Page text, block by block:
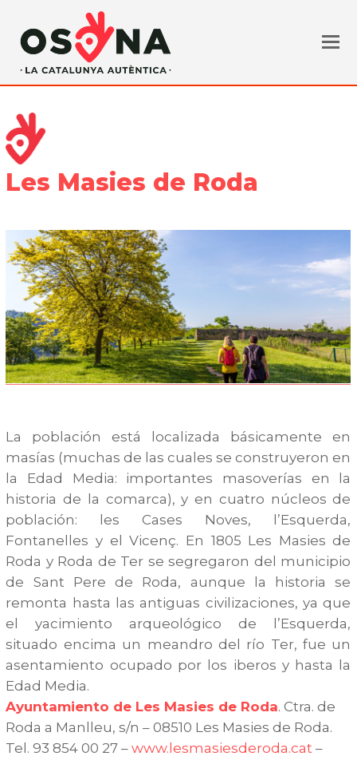
Les Masies de Roda
La población está localizada básicamente en
masías (muchas de las cuales se construyeron en
la Edad Media: importantes masoverías en la
historia de la comarca), y en cuatro núcleos de
población: les Cases Noves, l’Esquerda,
Fontanelles y el Vicenç. En 1805 Les Masies de
Roda y Roda de Ter se segregaron del municipio
de Sant Pere de Roda, aunque la historia se
remonta hasta las antiguas civilizaciones, ya que
el yacimiento arqueológico de l’Esquerda,
situado encima un meandro del río Ter, fue un
asentamiento ocupado por los iberos y hasta la
Edad Media.
Ayuntamiento de Les Masies de Roda. Ctra. de
Roda a Manlleu, s/n – 08510 Les Masies de Roda.
Tel. 93 854 00 27 –www.lesmasiesderoda.cat –